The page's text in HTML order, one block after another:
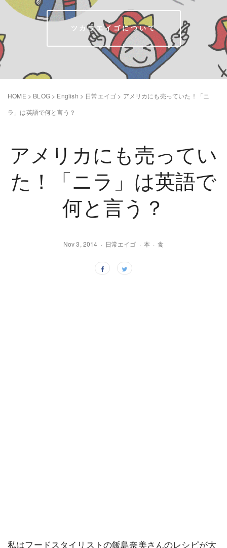
ツカウエイゴについて
HOME > BLOG> English > 日常エイゴ > アメリカにも売っていた！「ニ
ラ」は英語で何と言う？
アメリカにも売ってい
た！「ニラ」は英語で
何と言う？
Nov 3, 2014 日常エイゴ 本 食
私はフードスタイリストの飯島奈美さんのレシピが大